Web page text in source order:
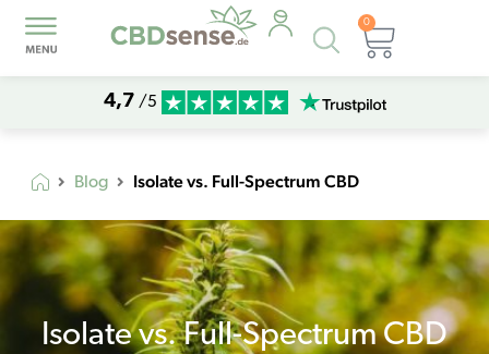
Products
search
0
4,7 /5
Blog Isolate vs. Full-Spectrum CBD
Isolate vs. Full-Spectrum CBD